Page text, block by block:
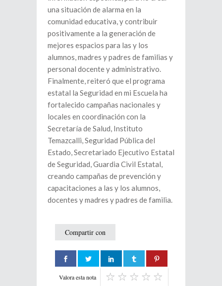
una situación de alarma en la
comunidad educativa, y contribuir
positivamente a la generación de
mejores espacios para las y los
alumnos, madres y padres de familias y
personal docente y administrativo.
Finalmente, reiteró que el programa
estatal la Seguridad en mi Escuela ha
fortalecido campañas nacionales y
locales en coordinación con la
Secretaría de Salud, Instituto
Temazcalli, Seguridad Pública del
Estado, Secretariado Ejecutivo Estatal
de Seguridad, Guardia Civil Estatal,
creando campañas de prevención y
capacitaciones a las y los alumnos,
docentes y madres y padres de familia.
Compartir con
Valora esta nota